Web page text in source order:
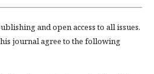
and open access to all issues.
journal agree to the following